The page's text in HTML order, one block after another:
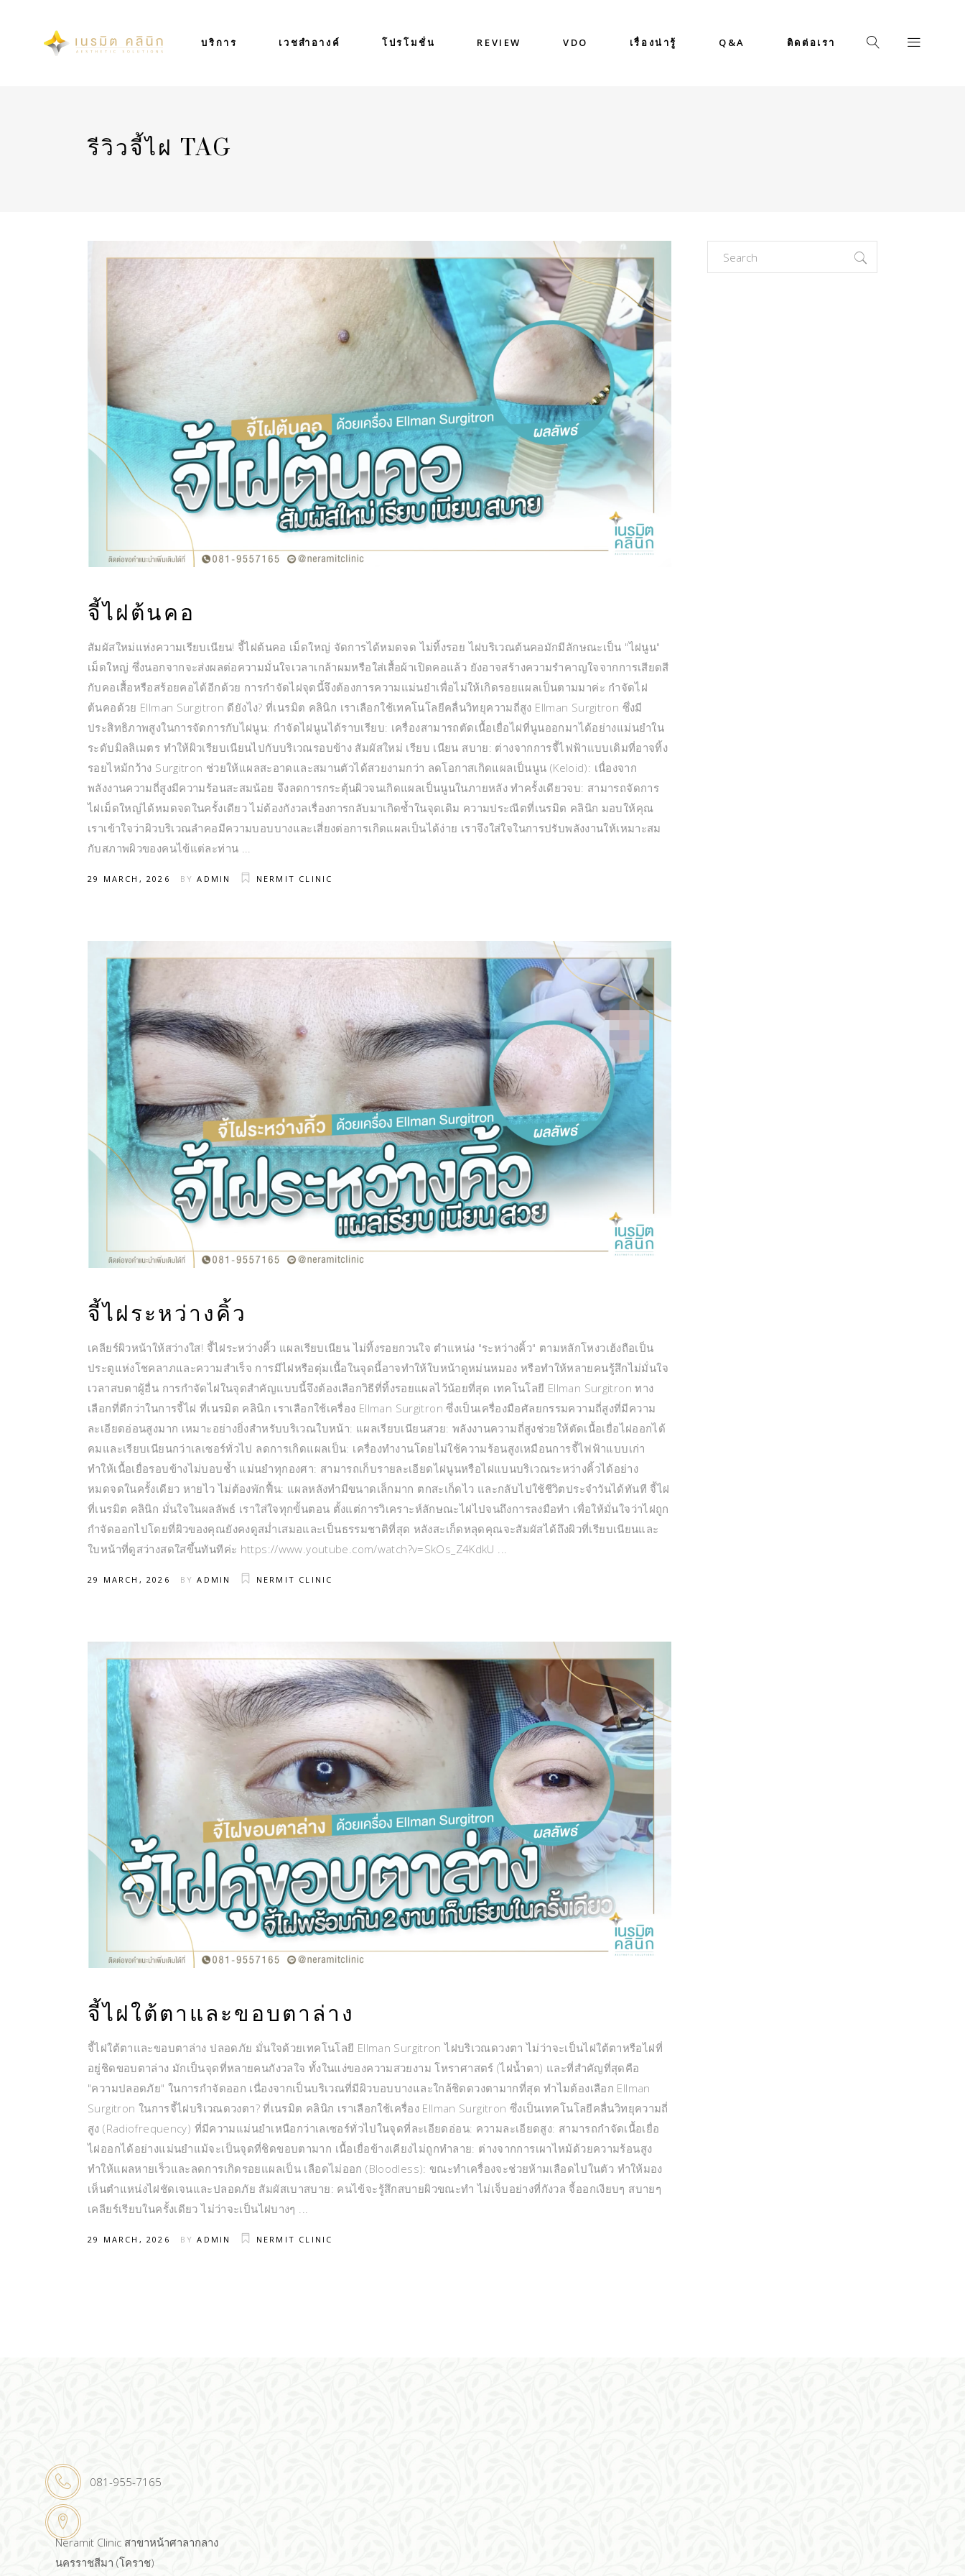
บริการ เวชสำอางค์ โปรโมชั่น REVIEW VDO เรื่องน่ารู้ Q&A ติดต่อเรา
รีวิวจี้ไฝ TAG
จี้ไฝต้นคอ
สัมผัสใหม่แห่งความเรียบเนียน! จี้ไฝต้นคอ เม็ดใหญ่ จัดการได้หมดจด ไม่ทิ้งรอย ไฝบริเวณต้นคอมักมีลักษณะเป็น "ไฝนูน"
เม็ดใหญ่ ซึ่งนอกจากจะส่งผลต่อความมั่นใจเวลาเกล้าผมหรือใส่เสื้อผ้าเปิดคอแล้ว ยังอาจสร้างความรำคาญใจจากการเสียดสี
กับคอเสื้อหรือสร้อยคอได้อีกด้วย การกำจัดไฝจุดนี้จึงต้องการความแม่นยำเพื่อไม่ให้เกิดรอยแผลเป็นตามมาค่ะ กำจัดไฝ
ต้นคอด้วย Ellman Surgitron ดียังไง? ที่เนรมิต คลินิก เราเลือกใช้เทคโนโลยีคลื่นวิทยุความถี่สูง Ellman Surgitron ซึ่งมี
ประสิทธิภาพสูงในการจัดการกับไฝนูน: กำจัดไฝนูนได้ราบเรียบ: เครื่องสามารถตัดเนื้อเยื่อไฝที่นูนออกมาได้อย่างแม่นยำใน
ระดับมิลลิเมตร ทำให้ผิวเรียบเนียนไปกับบริเวณรอบข้าง สัมผัสใหม่ เรียบ เนียน สบาย: ต่างจากการจี้ไฟฟ้าแบบเดิมที่อาจทิ้ง
รอยไหม้กว้าง Surgitron ช่วยให้แผลสะอาดและสมานตัวได้สวยงามกว่า ลดโอกาสเกิดแผลเป็นนูน (Keloid): เนื่องจาก
พลังงานความถี่สูงมีความร้อนสะสมน้อย จึงลดการกระตุ้นผิวจนเกิดแผลเป็นนูนในภายหลัง ทำครั้งเดียวจบ: สามารถจัดการ
ไฝเม็ดใหญ่ได้หมดจดในครั้งเดียว ไม่ต้องกังวลเรื่องการกลับมาเกิดซ้ำในจุดเดิม ความประณีตที่เนรมิต คลินิก มอบให้คุณ
เราเข้าใจว่าผิวบริเวณลำคอมีความบอบบางและเสี่ยงต่อการเกิดแผลเป็นได้ง่าย เราจึงใส่ใจในการปรับพลังงานให้เหมาะสม
กับสภาพผิวของคนไข้แต่ละท่าน
29 MARCH, 2026 BYADMIN NERMIT CLINIC
จี้ไฝระหว่างคิ้ว
เคลียร์ผิวหน้าให้สว่างใส! จี้ไฝระหว่างคิ้ว แผลเรียบเนียน ไม่ทิ้งรอยกวนใจ ตำแหน่ง "ระหว่างคิ้ว" ตามหลักโหงวเฮ้งถือเป็น
ประตูแห่งโชคลาภและความสำเร็จ การมีไฝหรือตุ่มเนื้อในจุดนี้อาจทำให้ใบหน้าดูหม่นหมอง หรือทำให้หลายคนรู้สึกไม่มั่นใจ
เวลาสบตาผู้อื่น การกำจัดไฝในจุดสำคัญแบบนี้จึงต้องเลือกวิธีที่ทิ้งรอยแผลไว้น้อยที่สุด เทคโนโลยี Ellman Surgitron ทาง
เลือกที่ดีกว่าในการจี้ไฝ ที่เนรมิต คลินิก เราเลือกใช้เครื่อง Ellman Surgitron ซึ่งเป็นเครื่องมือศัลยกรรมความถี่สูงที่มีความ
ละเอียดอ่อนสูงมาก เหมาะอย่างยิ่งสำหรับบริเวณใบหน้า: แผลเรียบเนียนสวย: พลังงานความถี่สูงช่วยให้ตัดเนื้อเยื่อไฝออกได้
คมและเรียบเนียนกว่าเลเซอร์ทั่วไป ลดการเกิดแผลเป็น: เครื่องทำงานโดยไม่ใช้ความร้อนสูงเหมือนการจี้ไฟฟ้าแบบเก่า
ทำให้เนื้อเยื่อรอบข้างไม่บอบช้ำ แม่นยำทุกองศา: สามารถเก็บรายละเอียดไฝนูนหรือไฝแบนบริเวณระหว่างคิ้วได้อย่าง
หมดจดในครั้งเดียว หายไว ไม่ต้องพักฟื้น: แผลหลังทำมีขนาดเล็กมาก ตกสะเก็ดไว และกลับไปใช้ชีวิตประจำวันได้ทันที จี้ไฝ
ที่เนรมิต คลินิก มั่นใจในผลลัพธ์ เราใส่ใจทุกขั้นตอน ตั้งแต่การวิเคราะห์ลักษณะไฝไปจนถึงการลงมือทำ เพื่อให้มั่นใจว่าไฝถูก
กำจัดออกไปโดยที่ผิวของคุณยังคงดูสม่ำเสมอและเป็นธรรมชาติที่สุด หลังสะเก็ดหลุดคุณจะสัมผัสได้ถึงผิวที่เรียบเนียนและ
ใบหน้าที่ดูสว่างสดใสขึ้นทันทีค่ะ https://www.youtube.com/watch?v=SkOs_Z4KdkU
29 MARCH, 2026 BYADMIN NERMIT CLINIC
จี้ไฝใต้ตาและขอบตาล่าง
จี้ไฝใต้ตาและขอบตาล่าง ปลอดภัย มั่นใจด้วยเทคโนโลยี Ellman Surgitron ไฝบริเวณดวงตา ไม่ว่าจะเป็นไฝใต้ตาหรือไฝที่
อยู่ชิดขอบตาล่าง มักเป็นจุดที่หลายคนกังวลใจ ทั้งในแง่ของความสวยงาม โหราศาสตร์ (ไฝน้ำตา) และที่สำคัญที่สุดคือ
"ความปลอดภัย" ในการกำจัดออก เนื่องจากเป็นบริเวณที่มีผิวบอบบางและใกล้ชิดดวงตามากที่สุด ทำไมต้องเลือก Ellman
Surgitron ในการจี้ไฝบริเวณดวงตา? ที่เนรมิต คลินิก เราเลือกใช้เครื่อง Ellman Surgitron ซึ่งเป็นเทคโนโลยีคลื่นวิทยุความถี่
สูง (Radiofrequency) ที่มีความแม่นยำเหนือกว่าเลเซอร์ทั่วไปในจุดที่ละเอียดอ่อน: ความละเอียดสูง: สามารถกำจัดเนื้อเยื่อ
ไฝออกได้อย่างแม่นยำแม้จะเป็นจุดที่ชิดขอบตามาก เนื้อเยื่อข้างเคียงไม่ถูกทำลาย: ต่างจากการเผาไหม้ด้วยความร้อนสูง
ทำให้แผลหายเร็วและลดการเกิดรอยแผลเป็น เลือดไม่ออก (Bloodless): ขณะทำเครื่องจะช่วยห้ามเลือดไปในตัว ทำให้มอง
เห็นตำแหน่งไฝชัดเจนและปลอดภัย สัมผัสเบาสบาย: คนไข้จะรู้สึกสบายผิวขณะทำ ไม่เจ็บอย่างที่กังวล จี้ออกเงียบๆ สบายๆ
เคลียร์เรียบในครั้งเดียว ไม่ว่าจะเป็นไฝบางๆ
29 MARCH, 2026 BYADMIN NERMIT CLINIC
Search
for:
081-955-7165
Neramit Clinic สาขาหน้าศาลากลาง
นครราชสีมา (โคราช)